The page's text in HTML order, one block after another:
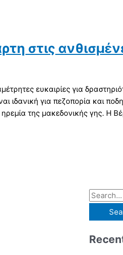
στις
ευκαιρίες για
ιδανική για πεζοπορία και
της μακεδονικής γης. Η